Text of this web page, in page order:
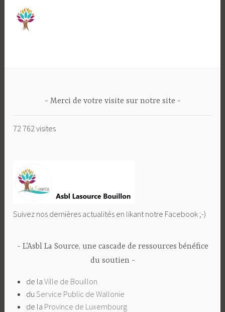
Merci de votre visite sur notre site
72 762 visites
Suivez nos dernières actualités en likant notre Facebook ;-)
L’Asbl La Source, une cascade de ressources bénéfice
du soutien
de la Ville de Bouillon
du Service Public de Wallonie
de la Province de Luxembourg